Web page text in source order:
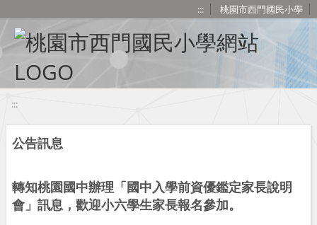
::: 桃園市西門國民小學
:::
公告訊息
轉知桃園國中辦理「國中入學前資優鑑定家長說明
會」訊息，歡迎小六學生家長報名參加。